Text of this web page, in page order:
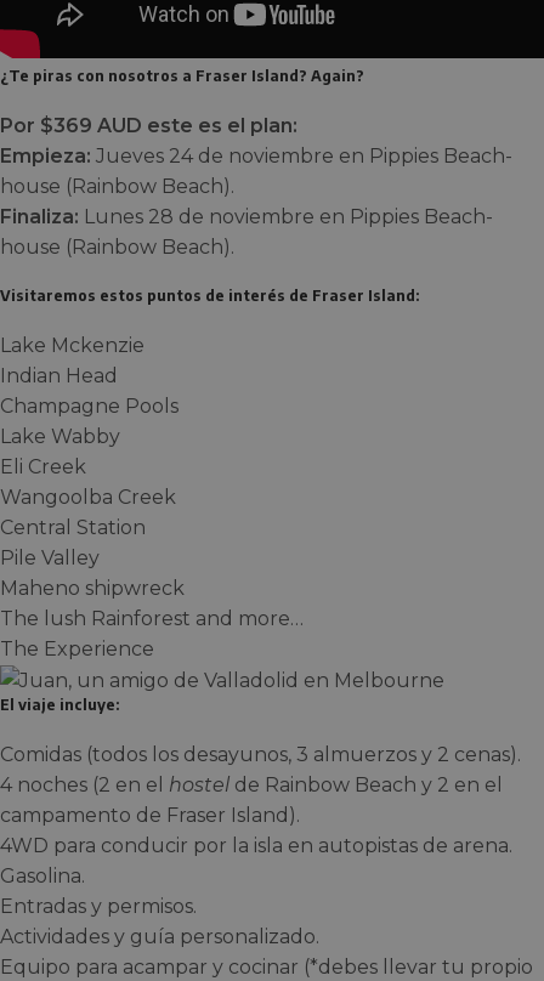
¿Te piras con nosotros a Fraser Island? Again?
Por $369 AUD este es el plan:
Empieza: Jueves 24 de noviembre en Pippies Beach-
house (Rainbow Beach).
Finaliza: Lunes 28 de noviembre en Pippies Beach-
house (Rainbow Beach).
Visitaremos estos puntos de interés de Fraser Island:
Lake Mckenzie
Indian Head
Champagne Pools
Lake Wabby
Eli Creek
Wangoolba Creek
Central Station
Pile Valley
Maheno shipwreck
The lush Rainforest and more…
The Experience
El viaje incluye:
Comidas (todos los desayunos, 3 almuerzos y 2 cenas).
4 noches (2 en el hostel de Rainbow Beach y 2 en el
campamento de Fraser Island).
4WD para conducir por la isla en autopistas de arena.
Gasolina.
Entradas y permisos.
Actividades y guía personalizado.
Equipo para acampar y cocinar (*debes llevar tu propio